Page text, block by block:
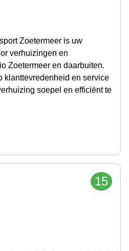
Zoetermeer is uw
verhuizingen en
Zoetermeer en daarbuiten.
klanttevredenheid en service
soepel en efficiënt te
15